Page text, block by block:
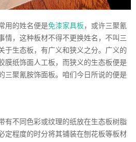
的姓名便是免漆家具板 ，或许三聚氰
情，这种板材不得不更换姓名，不叫三
于生态板，有广义和狭义之分。广义的
膜纸饰面人工板，而狭义的生态板便是
三聚氰胺饰面板。咱们今日所说的便是
不同色彩或纹理的纸放在生态板树脂
定程度的时分将其铺装在刨花板等板材